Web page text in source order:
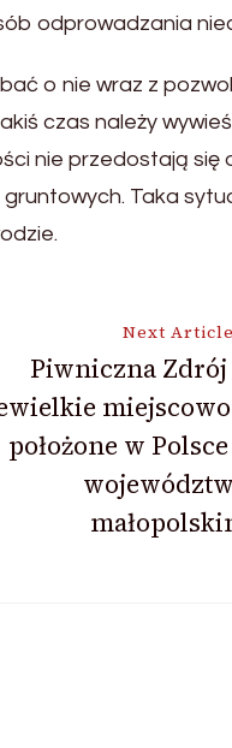
odprowadzania
o nie wraz z
czas należy
nie przedostają się
Taka
Next Article
Piwniczna Zdrój
położone w